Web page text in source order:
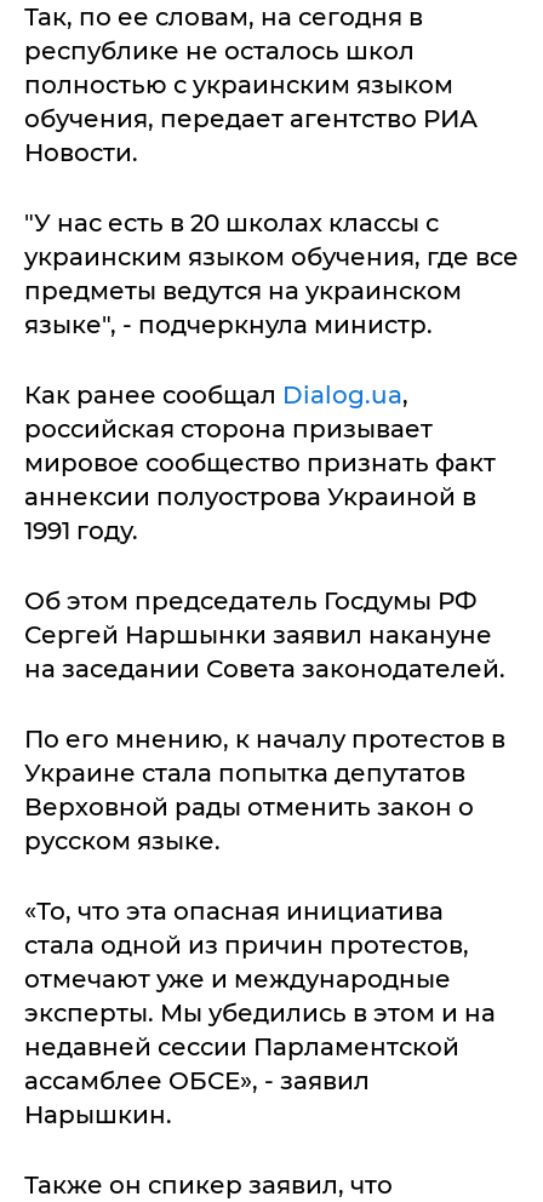
Так, по ее словам, на сегодня в
республике не осталось школ
полностью с украинским языком
обучения, передает агентство РИА
Новости.
"У нас есть в 20 школах классы с
украинским языком обучения, где все
предметы ведутся на украинском
языке", - подчеркнула министр.
Как ранее сообщал Dialog.ua,
российская сторона призывает
мировое сообщество признать факт
аннексии полуострова Украиной в
1991 году.
Об этом председатель Госдумы РФ
Сергей Наршынки заявил накануне
на заседании Совета законодателей.
По его мнению, к началу протестов в
Украине стала попытка депутатов
Верховной рады отменить закон о
русском языке.
«То, что эта опасная инициатива
стала одной из причин протестов,
отмечают уже и международные
эксперты. Мы убедились в этом и на
недавней сессии Парламентской
ассамблее ОБСЕ», - заявил
Нарышкин.
Также он спикер заявил, что